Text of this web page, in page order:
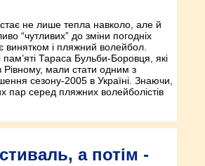
не лише тепла навколо, але й
“чутливих” до зміни погодніх
винятком і пляжний волейбол.
пам’яті Тараса Бульби-Боровця, які
Рівному, мали стати одним з
сезону-2005 в Україні. Знаючи,
пар серед пляжних волейболістів
а потім -